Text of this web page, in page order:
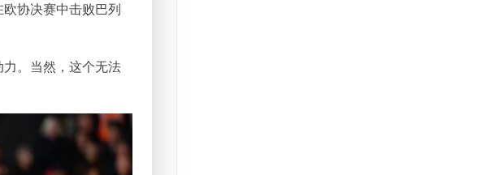
协决赛中击败巴列
。当然，这个无法